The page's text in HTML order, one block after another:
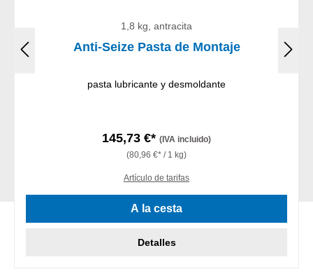
1,8 kg, antracita
Anti-Seize Pasta de Montaje
pasta lubricante y desmoldante
145,73 €* (IVA incluido)
(80,96 €* / 1 kg)
Artículo de tarifas
A la cesta
Detalles